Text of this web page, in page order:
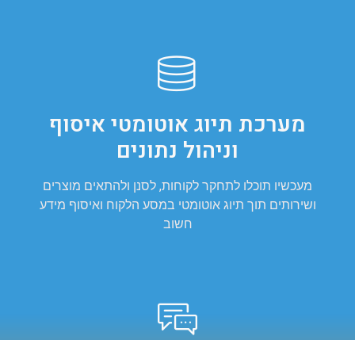
מערכת תיוג אוטומטי איסוף
וניהול נתונים
מעכשיו תוכלו לתחקר לקוחות, לסנן ולהתאים מוצרים
ושירותים תוך תיוג אוטומטי במסע הלקוח ואיסוף מידע
חשוב